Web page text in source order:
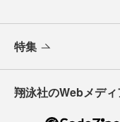
特集
翔泳社のWebメディ